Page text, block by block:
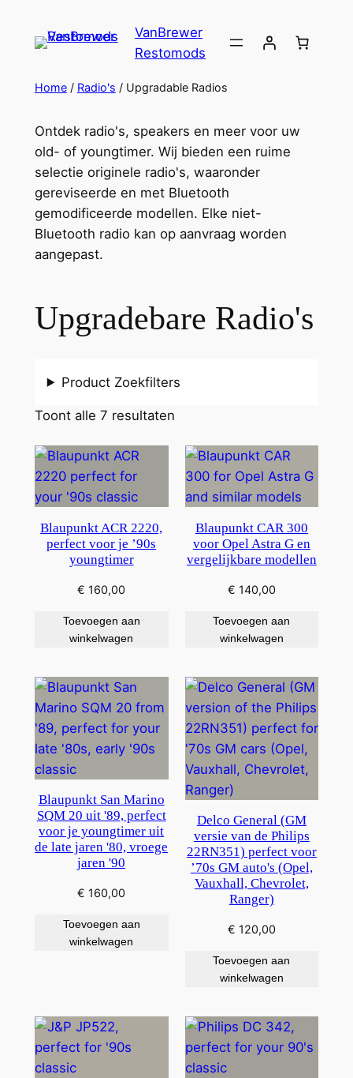
VanBrewer
Restomods
Home/ Radio's / Upgradable Radios
Ontdek radio's, speakers en meer voor uw
old- of youngtimer. Wij bieden een ruime
selectie originele radio's, waaronder
gereviseerde en met Bluetooth
gemodificeerde modellen. Elke niet-
Bluetooth radio kan op aanvraag worden
aangepast.
Upgradebare Radio's
Product Zoekfilters
Toont alle 7 resultaten
Blaupunkt ACR 2220,
perfect voor je ’90s
youngtimer
€ 160,00
Toevoegen aan
winkelwagen
Blaupunkt CAR 300
voor Opel Astra G en
vergelijkbare modellen
€ 140,00
Toevoegen aan
winkelwagen
Blaupunkt San Marino
SQM 20 uit '89, perfect
voor je youngtimer uit
de late jaren '80, vroege
jaren '90
€ 160,00
Toevoegen aan
winkelwagen
Delco General (GM
versie van de Philips
22RN351) perfect voor
’70s GM auto's (Opel,
Vauxhall, Chevrolet,
Ranger)
€ 120,00
Toevoegen aan
winkelwagen